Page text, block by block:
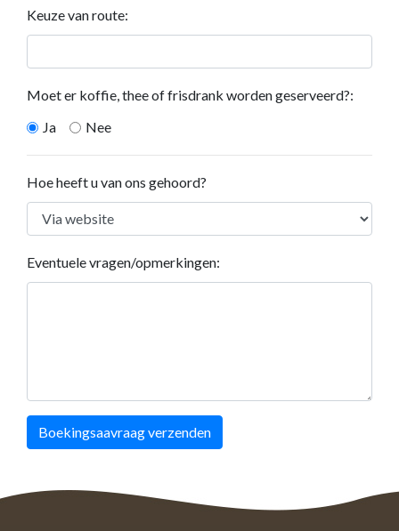
Keuze van route:
Moet er koffie, thee of frisdrank worden geserveerd?:
Ja
Nee
Hoe heeft u van ons gehoord?
Eventuele vragen/opmerkingen:
Boekingsaavraag verzenden